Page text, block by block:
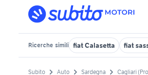
Ricerche simili fiat Calasetta fiat
Subito Auto Sardegna Cagliari